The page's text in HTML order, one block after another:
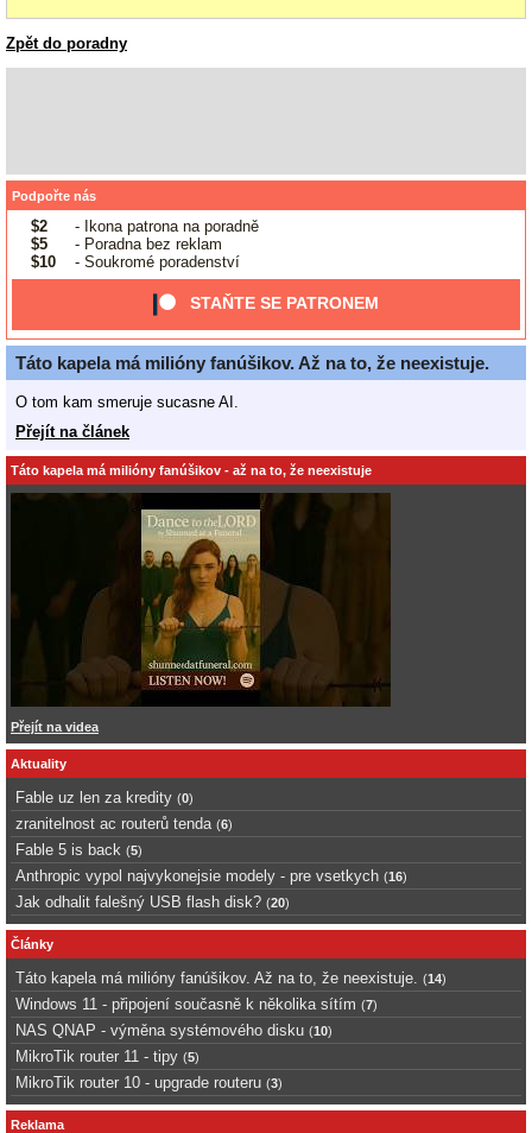
Zpět do poradny
Podpořte nás
$2
- Ikona patrona na poradně
$5
- Poradna bez reklam
$10
- Soukromé poradenství
STAŇTE SE PATRONEM
Táto kapela má milióny fanúšikov. Až na to, že neexistuje.
O tom kam smeruje sucasne AI.
Přejít na článek
Táto kapela má milióny fanúšikov - až na to, že neexistuje
Přejít na videa
Aktuality
Fable uz len za kredity (0)
zranitelnost ac routerů tenda (6)
Fable 5 is back (5)
Anthropic vypol najvykonejsie modely - pre vsetkych (16)
Jak odhalit falešný USB flash disk? (20)
Články
Táto kapela má milióny fanúšikov. Až na to, že neexistuje. (14)
Windows 11 - připojení současně k několika sítím (7)
NAS QNAP - výměna systémového disku (10)
MikroTik router 11 - tipy (5)
MikroTik router 10 - upgrade routeru (3)
Reklama